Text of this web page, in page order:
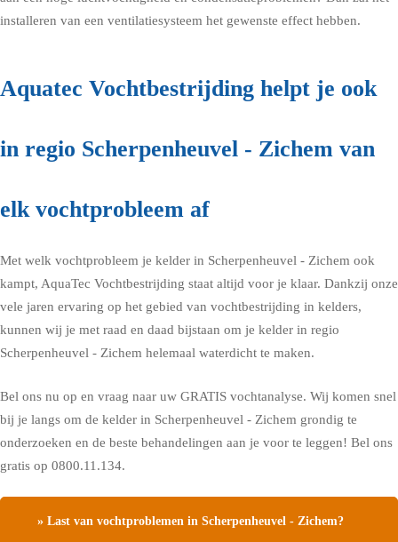
installeren van een ventilatiesysteem het gewenste effect hebben.
Aquatec Vochtbestrijding helpt je ook
in regio Scherpenheuvel - Zichem van
elk vochtprobleem af
Met welk vochtprobleem je kelder in Scherpenheuvel - Zichem ook
kampt, AquaTec Vochtbestrijding staat altijd voor je klaar. Dankzij onze
vele jaren ervaring op het gebied van vochtbestrijding in kelders,
kunnen wij je met raad en daad bijstaan om je kelder in regio
Scherpenheuvel - Zichem helemaal waterdicht te maken.
Bel ons nu op en vraag naar uw GRATIS vochtanalyse. Wij komen snel
bij je langs om de kelder in Scherpenheuvel - Zichem grondig te
onderzoeken en de beste behandelingen aan je voor te leggen! Bel ons
gratis op 0800.11.134.
» Last van vochtproblemen in Scherpenheuvel - Zichem?